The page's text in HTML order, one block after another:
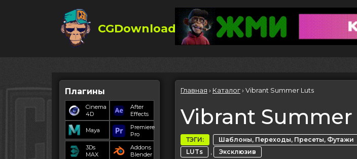
CGDownload
Плагины
Cinema
4D
After
Effects
Maya
Premiere
Pro
3Ds
MAX
Addons
Blender
Главная › Каталог› Vibrant Summer Luts
Vibrant Summer
ТЭГИ: Шаблоны, Переходы, Пресеты, Футажи
LUTs , Эксклюзив